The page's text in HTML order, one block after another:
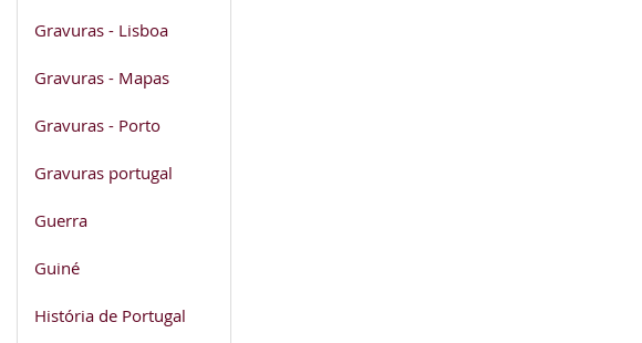
Gravuras - Lisboa
Gravuras - Mapas
Gravuras - Porto
Gravuras portugal
Guerra
Guiné
História de Portugal